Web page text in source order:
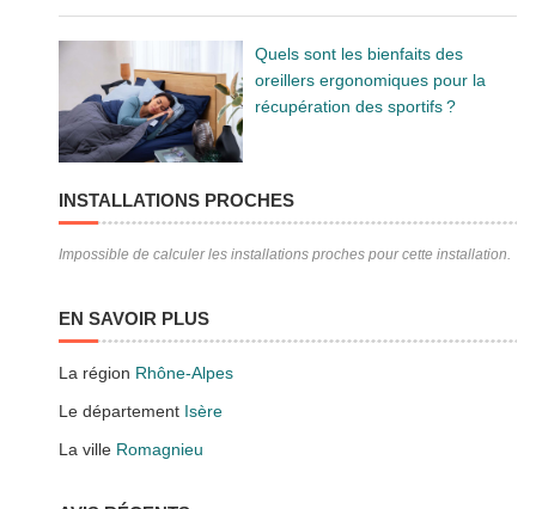
Quels sont les bienfaits des
oreillers ergonomiques pour la
récupération des sportifs ?
INSTALLATIONS PROCHES
Impossible de calculer les installations proches pour cette installation.
EN SAVOIR PLUS
La région Rhône-Alpes
Le département Isère
La ville Romagnieu